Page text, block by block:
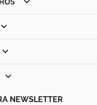



NEWSLETTER